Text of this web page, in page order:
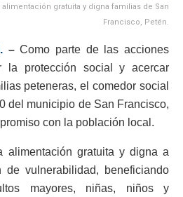
gratuita y digna familias de San
Francisco, Petén.
–Como parte de las acciones
la protección social y acercar
peteneras, el comedor social
del municipio de San Francisco,
con la población local.
alimentación gratuita y digna a
de vulnerabilidad, beneficiando
mayores, niñas, niños y